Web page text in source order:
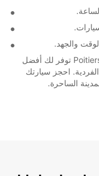
والجهد.
بغض النظر عن سبب زيارتك إلى Poitiers، Europcar توفر لك أفضل
احجز سيارتك
الساحرة.